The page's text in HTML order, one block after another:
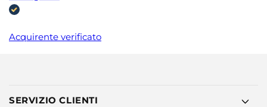
Acquirente verificato
SERVIZIO CLIENTI